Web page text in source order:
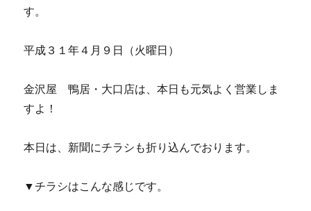
す。
平成３１年４月９日（火曜日）
金沢屋 鴨居・大口店は、本日も元気よく営業しま
すよ！
本日は、新聞にチラシも折り込んでおります。
▼チラシはこんな感じです。